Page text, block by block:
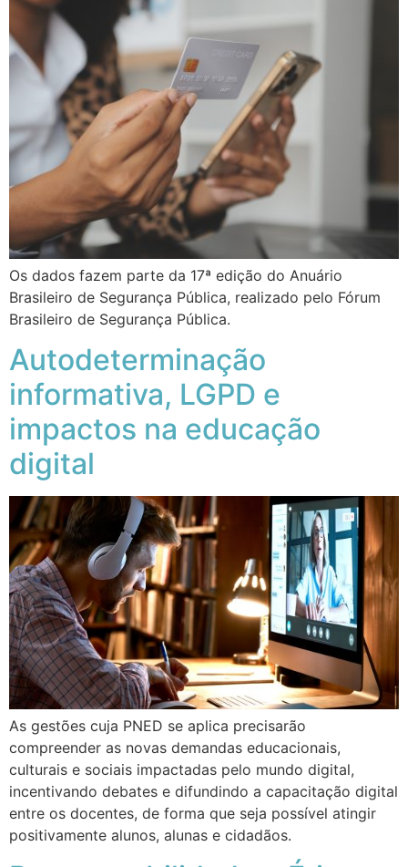
Os dados fazem parte da 17ª edição do Anuário
Brasileiro de Segurança Pública, realizado pelo Fórum
Brasileiro de Segurança Pública.
Autodeterminação
informativa, LGPD e
impactos na educação
digital
As gestões cuja PNED se aplica precisarão
compreender as novas demandas educacionais,
culturais e sociais impactadas pelo mundo digital,
incentivando debates e difundindo a capacitação digital
entre os docentes, de forma que seja possível atingir
positivamente alunos, alunas e cidadãos.